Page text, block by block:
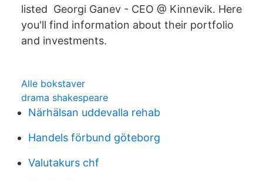
listed Georgi Ganev - CEO @ Kinnevik. Here
you'll find information about their portfolio
and investments.
Alle bokstaver
drama shakespeare
Närhälsan uddevalla rehab
Handels förbund göteborg
Valutakurs chf